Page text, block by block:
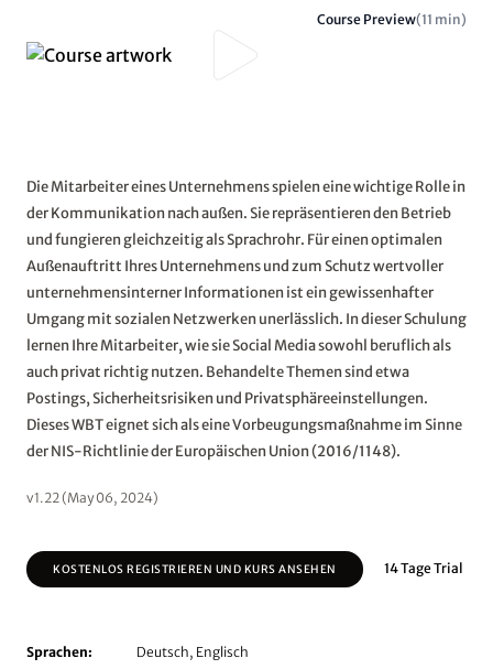
Course Preview(11 min)
Die Mitarbeiter eines Unternehmens spielen eine wichtige Rolle in
der Kommunikation nach außen. Sie repräsentieren den Betrieb
und fungieren gleichzeitig als Sprachrohr. Für einen optimalen
Außenauftritt Ihres Unternehmens und zum Schutz wertvoller
unternehmensinterner Informationen ist ein gewissenhafter
Umgang mit sozialen Netzwerken unerlässlich. In dieser Schulung
lernen Ihre Mitarbeiter, wie sie Social Media sowohl beruflich als
auch privat richtig nutzen. Behandelte Themen sind etwa
Postings, Sicherheitsrisiken und Privatsphäreeinstellungen.
Dieses WBT eignet sich als eine Vorbeugungsmaßnahme im Sinne
der NIS-Richtlinie der Europäischen Union (2016/1148).
v1.22 (May 06, 2024)
KOSTENLOS REGISTRIEREN UND KURS ANSEHEN 14 Tage Trial
Sprachen: Deutsch, Englisch